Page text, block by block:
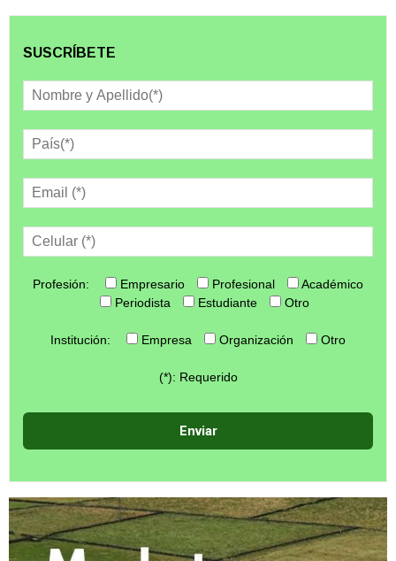
SUSCRÍBETE
Profesión: Empresario Profesional
Académico
Periodista
Estudiante Otro
Institución: Empresa Organización Otro
(*): Requerido